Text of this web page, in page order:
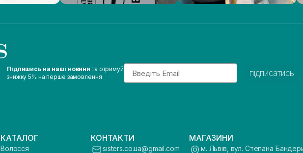
Підпишись на наші новини та отримуй
знижку 5% на перше замовлення
Email
підписатись
КАТАЛОГ
Волосся
КОНТАКТИ
sisters.co.ua@gmail.com
МАГАЗИНИ
м. Львів, вул. Степана